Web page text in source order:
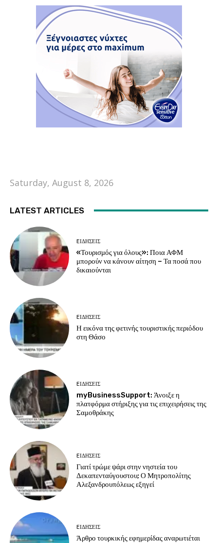
Saturday, August 8, 2026
LATEST ARTICLES
EΙΔΗΣΕΙΣ
«Τουρισμός για όλους»: Ποια ΑΦΜ
μπορούν να κάνουν αίτηση – Τα ποσά που
δικαιούνται
EΙΔΗΣΕΙΣ
Η εικόνα της φετινής τουριστικής περιόδου
στη Θάσο
EΙΔΗΣΕΙΣ
myBusinessSupport: Άνοιξε η
πλατφόρμα στήριξης για τις επιχειρήσεις της
Σαμοθράκης
EΙΔΗΣΕΙΣ
Γιατί τρώμε ψάρι στην νηστεία του
Δεκαπενταύγουστου; Ο Μητροπολίτης
Αλεξανδρουπόλεως εξηγεί
EΙΔΗΣΕΙΣ
Άρθρο τουρκικής εφημερίδας αναρωτιέται